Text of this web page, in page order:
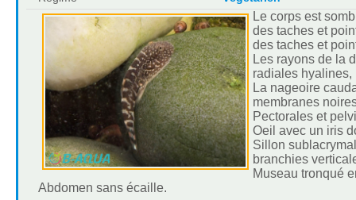
Le corps est
des taches et
des taches et
Les rayons de la
radiales hyalines,
La nageoire
membranes
Pectorales et
Oeil avec un iris
Sillon
branchies
Museau tronqué
Abdomen sans écaille.